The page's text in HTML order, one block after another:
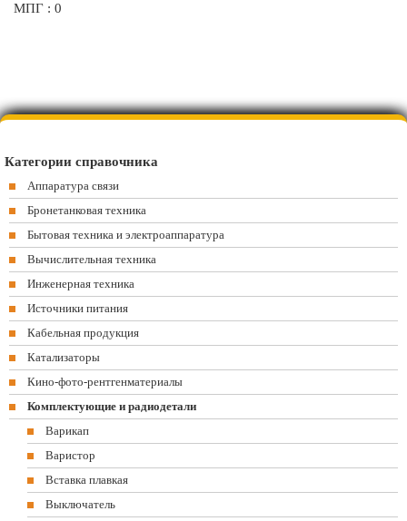
МПГ : 0
Категории справочника
Аппаратура связи
Бронетанковая техника
Бытовая техника и электроаппаратура
Вычислительная техника
Инженерная техника
Источники питания
Кабельная продукция
Катализаторы
Кино-фото-рентгенматериалы
Комплектующие и радиодетали
Варикап
Варистор
Вставка плавкая
Выключатель